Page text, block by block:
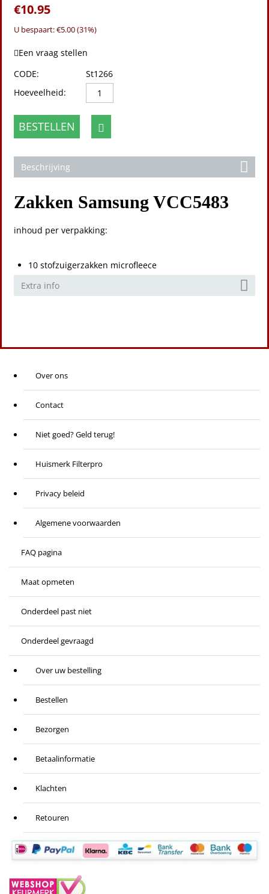
€10.95
U bespaart: €5.00(31%)
Een vraag stellen
CODE:
St1266
Hoeveelheid:
BESTELLEN
Beschrijving
Zakken Samsung VCC5483
inhoud per verpakking:
10 stofzuigerzakken microfleece
Extra info
Over ons
Contact
Niet goed? Geld terug!
Huismerk Filterpro
Privacy beleid
Algemene voorwaarden
FAQ pagina
Maat opmeten
Onderdeel past niet
Onderdeel gevraagd
Over uw bestelling
Bestellen
Bezorgen
Betaalinformatie
Klachten
Retouren